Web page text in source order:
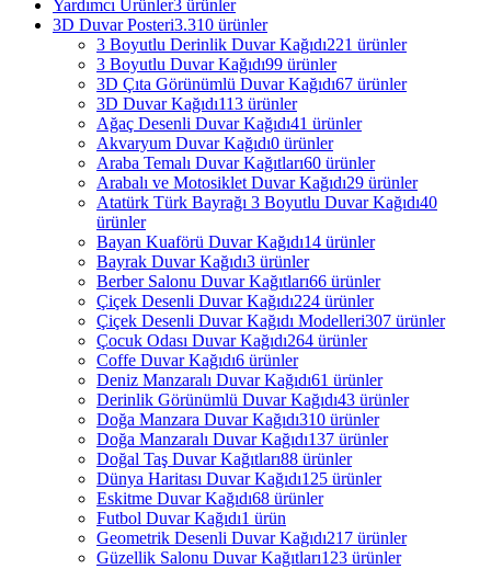
Yardımcı Ürünler3 ürünler
3D Duvar Posteri3.310 ürünler
3 Boyutlu Derinlik Duvar Kağıdı221 ürünler
3 Boyutlu Duvar Kağıdı99 ürünler
3D Çıta Görünümlü Duvar Kağıdı67 ürünler
3D Duvar Kağıdı113 ürünler
Ağaç Desenli Duvar Kağıdı41 ürünler
Akvaryum Duvar Kağıdı0 ürünler
Araba Temalı Duvar Kağıtları60 ürünler
Arabalı ve Motosiklet Duvar Kağıdı29 ürünler
Atatürk Türk Bayrağı 3 Boyutlu Duvar Kağıdı40
ürünler
Bayan Kuaförü Duvar Kağıdı14 ürünler
Bayrak Duvar Kağıdı3 ürünler
Berber Salonu Duvar Kağıtları66 ürünler
Çiçek Desenli Duvar Kağıdı224 ürünler
Çiçek Desenli Duvar Kağıdı Modelleri307 ürünler
Çocuk Odası Duvar Kağıdı264 ürünler
Coffe Duvar Kağıdı6 ürünler
Deniz Manzaralı Duvar Kağıdı61 ürünler
Derinlik Görünümlü Duvar Kağıdı43 ürünler
Doğa Manzara Duvar Kağıdı310 ürünler
Doğa Manzaralı Duvar Kağıdı137 ürünler
Doğal Taş Duvar Kağıtları88 ürünler
Dünya Haritası Duvar Kağıdı125 ürünler
Eskitme Duvar Kağıdı68 ürünler
Futbol Duvar Kağıdı1 ürün
Geometrik Desenli Duvar Kağıdı217 ürünler
Güzellik Salonu Duvar Kağıtları123 ürünler